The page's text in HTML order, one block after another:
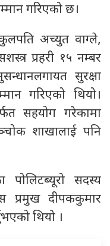
गरिएको छ।
अच्युत वाग्ले,
प्रहरी १५ नम्बर
सुरक्षा
गरिएको थियो।
सहयोग गरेकामा
शाखालाई पनि
पोलिटब्यूरो सदस्य
प्रमुख दीपककुमार
थियो ।